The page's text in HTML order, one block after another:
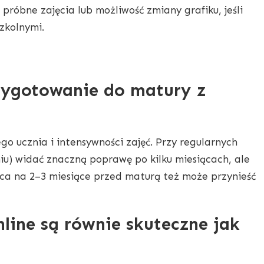
zajęcia lub możliwość zmiany grafiku, jeśli
do matury z
ucznia i intensywności zajęć. Przy regularnych
widać znaczną poprawę po kilku miesiącach, ale
na 2–3 miesiące przed maturą też może przynieść
są równie skuteczne jak